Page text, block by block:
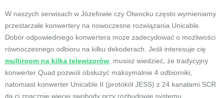
W naszych serwisach w Józefowie czy Otwocku często wymieniamy
przestarzałe konwertery na nowoczesne rozwiązania Unicable.
Dobór odpowiedniego konwertera może zadecydować o możliwości
równoczesnego odbioru na kilku dekoderach. Jeśli interesuje cię
multiroom na kilka telewizorów , musisz wiedzieć, że tradycyjny
konwerter Quad pozwoli obsłużyć maksymalnie 4 odbiorniki,
natomiast konwerter Unicable II (protokół JESS) z 24 kanałami SCR
da ci znacznie więcej swobody przy rozbudowie systemu.